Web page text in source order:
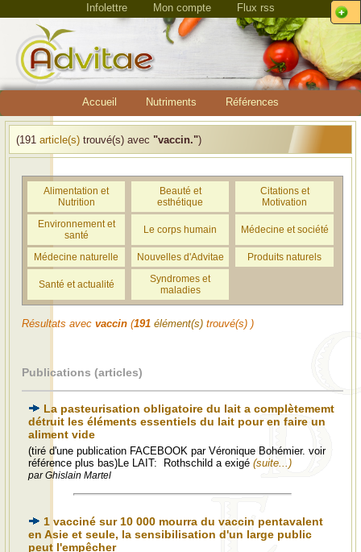
Infolettre Mon compte Flux rss
Accueil Nutriments Références
(191 article(s) trouvé(s) avec "vaccin.")
Alimentation et
Nutrition
Beauté et
esthétique
Citations et
Motivation
Environnement et
santé
Le corps humain Médecine et société
Médecine naturelle Nouvelles d'Advitae Produits naturels
Santé et actualité
Syndromes et
maladies
Résultats avec vaccin (191 élément(s) trouvé(s) )
Publications (articles)
La pasteurisation obligatoire du lait a complètememt
détruit les éléments essentiels du lait pour en faire un
aliment vide
(tiré d'une publication FACEBOOK par Véronique Bohémier. voir
référence plus bas)Le LAIT: Rothschild a exigé (suite...)
par Ghislain Martel
1 vacciné sur 10 000 mourra du vaccin pentavalent
en Asie et seule, la sensibilisation d'un large public
peut l'empêcher